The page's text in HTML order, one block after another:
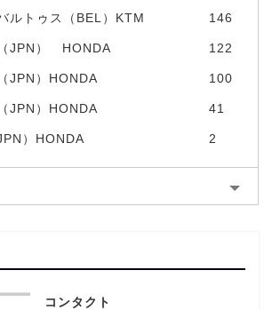
ルトゥス（BEL）KTM 146
JPN） HONDA 122
JPN）HONDA 100
JPN）HONDA 41
）HONDA 2
コンタクト